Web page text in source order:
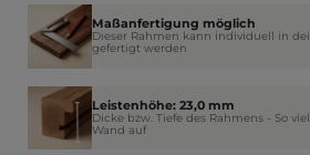
Maßanfertigung möglich
Dieser Rahmen kann individuell in
gefertigt werden
Leistenhöhe: 23,0 mm
Dicke bzw. Tiefe des Rahmens - So
Wand auf